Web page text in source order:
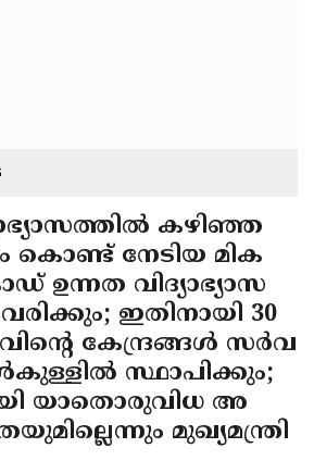
കഴിഞ്ഞ
നേടിയ മിക
ഉന്നത വിദ്യാഭ്യാസ
ഇതിനായി 30
കേന്ദ്രങ്ങള്‍ സര്‍വ
സ്ഥാപിക്കും;
യാതൊരുവിധ അ
മുഖ്യമന്ത്രി